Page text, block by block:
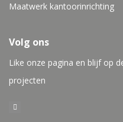
Maatwerk kantoorinrichting
Volg ons
Like onze pagina en blijf op
projecten